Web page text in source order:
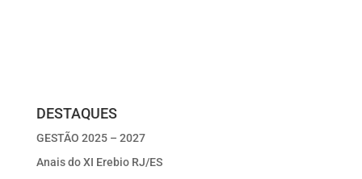
DESTAQUES
GESTÃO 2025 – 2027
Anais do XI Erebio RJ/ES